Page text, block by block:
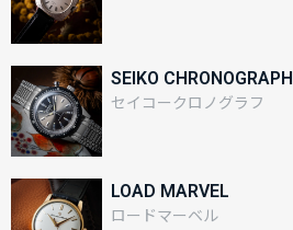
SEIKO CHRONOGRAPH
セイコークロノグラフ
LOAD MARVEL
ロードマーベル